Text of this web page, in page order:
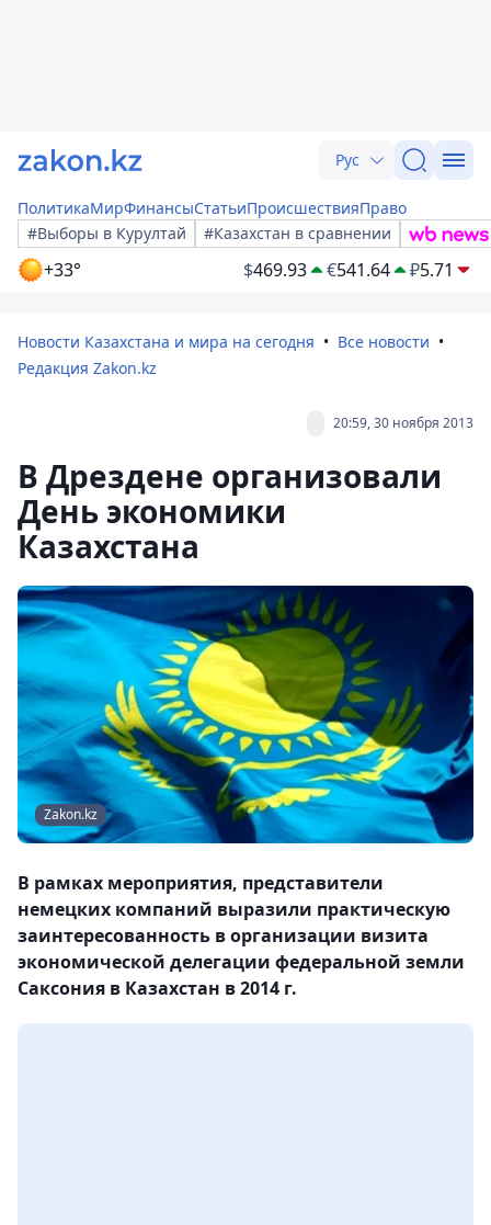
Рус
ПолитикаМирФинансыСтатьиПроисшествияПраво
#Выборы в Курултай
#Казахстан в сравнении
+33° $469.93 €541.64 ₽5.71
Новости Казахстана и мира на сегодня
Все новости
Редакция Zakon.kz
20:59, 30 ноября 2013
В Дрездене организовали
День экономики
Казахстана
Zakon.kz
В рамках мероприятия, представители
немецких компаний выразили практическую
заинтересованность в организации визита
экономической делегации федеральной земли
Саксония в Казахстан в 2014 г.